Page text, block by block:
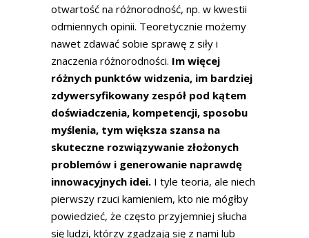
otwartość na różnorodność, np. w kwestii
odmiennych opinii. Teoretycznie możemy
nawet zdawać sobie sprawę z siły i
znaczenia różnorodności. Im więcej
różnych punktów widzenia, im bardziej
zdywersyfikowany zespół pod kątem
doświadczenia, kompetencji, sposobu
myślenia, tym większa szansa na
skuteczne rozwiązywanie złożonych
problemów i generowanie naprawdę
innowacyjnych idei. I tyle teoria, ale niech
pierwszy rzuci kamieniem, kto nie mógłby
powiedzieć, że często przyjemniej słucha
się ludzi, którzy zgadzają się z nami lub